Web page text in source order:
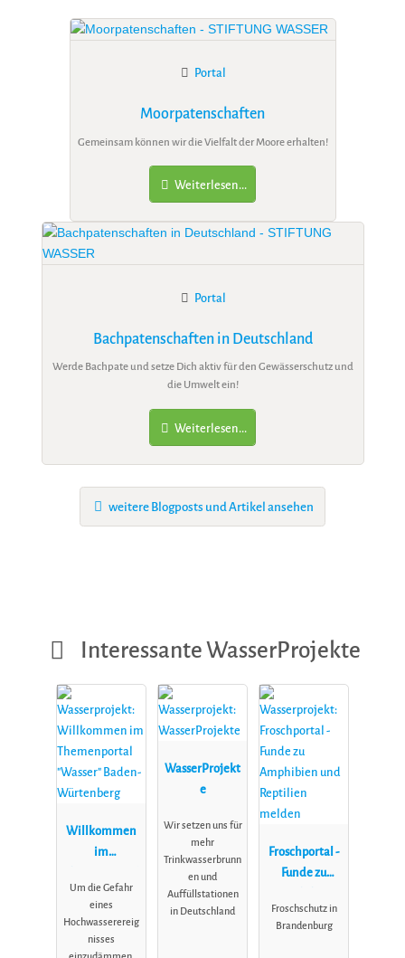
Moorpatenschaften
Portal
Gemeinsam können wir die Vielfalt der Moore erhalten!
Weiterlesen...
Bachpatenschaften in Deutschland
Portal
Werde Bachpate und setze Dich aktiv für den Gewässerschutz und
die Umwelt ein!
Weiterlesen...
weitere Blogposts und Artikel ansehen
Interessante WasserProjekte
Willkommen
im
"Wasser"
Baden-
Würtenberg
Um die Gefahr
eines
Hochwasserereig
nisses
WasserProjekt
e
Wir setzen uns für
mehr
Trinkwasserbrunn
en und
Auffüllstationen
in Deutschland
Froschportal -
Funde zu
und Reptilien
Froschschutz in
Brandenburg